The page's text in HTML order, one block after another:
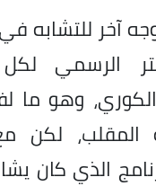
آخر للتشابه
الرسمي لكل
وهو ما
لكن
الذي كان